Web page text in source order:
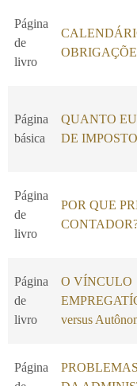
Página
de
livro
Página
básica
QUANTO
DE
Página
de
livro
POR QUE
Página
de
livro
O VÍNCULO
versus
Página